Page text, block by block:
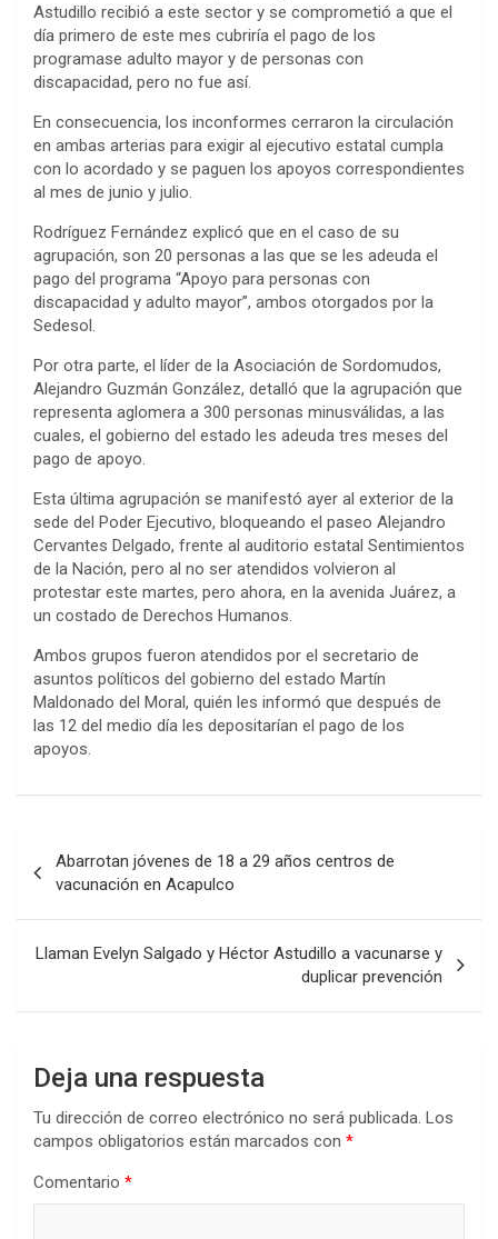
Astudillo recibió a este sector y se comprometió a que el
día primero de este mes cubriría el pago de los
programase adulto mayor y de personas con
discapacidad, pero no fue así.
En consecuencia, los inconformes cerraron la circulación
en ambas arterias para exigir al ejecutivo estatal cumpla
con lo acordado y se paguen los apoyos correspondientes
al mes de junio y julio.
Rodríguez Fernández explicó que en el caso de su
agrupación, son 20 personas a las que se les adeuda el
pago del programa “Apoyo para personas con
discapacidad y adulto mayor”, ambos otorgados por la
Sedesol.
Por otra parte, el líder de la Asociación de Sordomudos,
Alejandro Guzmán González, detalló que la agrupación que
representa aglomera a 300 personas minusválidas, a las
cuales, el gobierno del estado les adeuda tres meses del
pago de apoyo.
Esta última agrupación se manifestó ayer al exterior de la
sede del Poder Ejecutivo, bloqueando el paseo Alejandro
Cervantes Delgado, frente al auditorio estatal Sentimientos
de la Nación, pero al no ser atendidos volvieron al
protestar este martes, pero ahora, en la avenida Juárez, a
un costado de Derechos Humanos.
Ambos grupos fueron atendidos por el secretario de
asuntos políticos del gobierno del estado Martín
Maldonado del Moral, quién les informó que después de
las 12 del medio día les depositarían el pago de los
apoyos.
de
entradas
Abarrotan jóvenes de 18 a 29 años centros de
vacunación en Acapulco
Llaman Evelyn Salgado y Héctor Astudillo a vacunarse y
duplicar prevención
Deja una respuesta
Tu dirección de correo electrónico no será publicada. Los
campos obligatorios están marcados con *
Comentario *